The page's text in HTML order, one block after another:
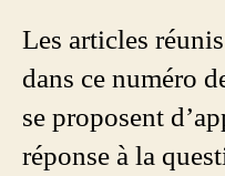
Les articles
dans ce numéro
se proposent
réponse à la